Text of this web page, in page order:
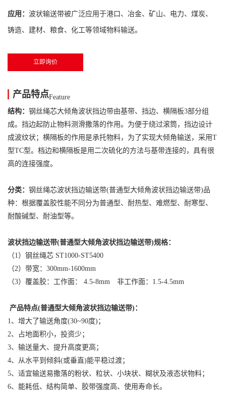
应用： 波状输送带被广泛应用于港口、冶金、矿山、电力、煤炭、
铸造、建材、粮食、化工等领域物料输送。
立即询价
产品特点Feature
结构： 钢丝绳芯大倾角波状挡边带由基带、挡边、横隔板3部分组
成。挡边起防止物料测滑撒落的作用。为便于绕过滚筒，挡边设计
成波纹状；横隔板的作用是承托物料，为了实现大倾角输送，采用T
型TC型。档边和横隔板是用二次硫化的方法与基带连接的，具有很
高的连接强度。
分类： 钢丝绳芯波状挡边输送带(普通型大倾角波状挡边输送带)品
种：根据覆盖胶性能不同分为普通型、耐热型、难燃型、耐寒型、
耐酸碱型、耐油型等。
波状挡边输送带(普通型大倾角波状挡边输送带)规格：
（1）钢丝绳芯 ST1000-ST5400
（2）带宽：300mm-1600mm
（3）覆盖胶：工作面： 4.5-8mm 非工作面：1.5-4.5mm
产品特点(普通型大倾角波状挡边输送带)：
1、增大了输送角度(30~90度)；
2、占地面积小，投资少；
3、输送量大、提升高度更高；
4、从水平到倾斜(或垂直)能平稳过渡；
5、适宜输送易撒落的粉状、粒状、小块状、糊状及液态状物料；
6、能耗低、结构简单、胶带强度高、使用寿命长。